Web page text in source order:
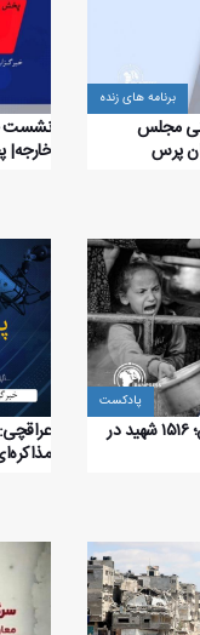
برنامه های زنده
مجلس
پرس
نشست
خارجه|
پادکست
در جستجوی نان، زیر آتش بمباران؛ ۱۵۱۶ شهید در